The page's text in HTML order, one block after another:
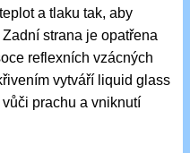
a tlaku tak, aby
strana je opatřena
reflexních vzácných
vytváří liquid glass
prachu a vniknutí